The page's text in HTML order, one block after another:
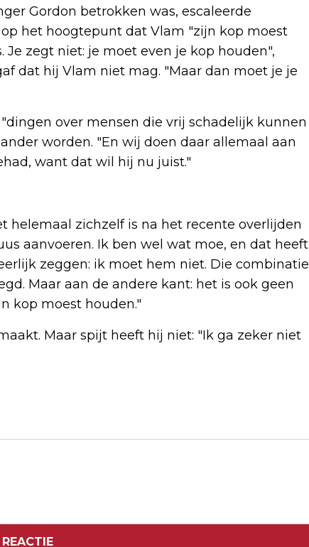
Gordon betrokken was, escaleerde
het hoogtepunt dat Vlam "zijn kop moest
zegt niet: je moet even je kop houden",
dat hij Vlam niet mag. "Maar dan moet je je
over mensen die vrij schadelijk kunnen
worden. "En wij doen daar allemaal aan
want dat wil hij nu juist."
helemaal zichzelf is na het recente overlijden
aanvoeren. Ik ben wel wat moe, en dat heeft
zeggen: ik moet hem niet. Die combinatie
Maar aan de andere kant: het is ook geen
kop moest houden."
Maar spijt heeft hij niet: "Ik ga zeker niet
KANE-LEDEN BLIKKEN TERUG IN NIEUWE